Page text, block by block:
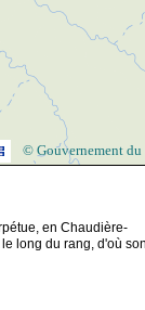
© Gouvernement du
en Chaudière-
long du rang, d'où